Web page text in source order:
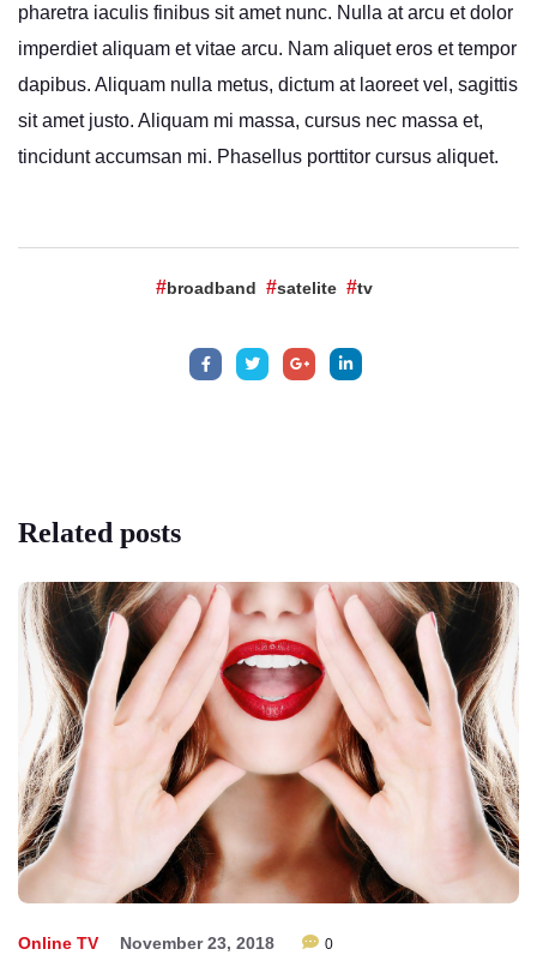
pharetra iaculis finibus sit amet nunc. Nulla at arcu et dolor
imperdiet aliquam et vitae arcu. Nam aliquet eros et tempor
dapibus. Aliquam nulla metus, dictum at laoreet vel, sagittis
sit amet justo. Aliquam mi massa, cursus nec massa et,
tincidunt accumsan mi. Phasellus porttitor cursus aliquet.
broadband satelite tv
Related posts
Online TV November 23, 2018 0